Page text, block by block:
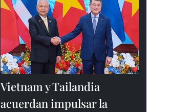
Vietnam y Tailandia
acuerdan impulsar la